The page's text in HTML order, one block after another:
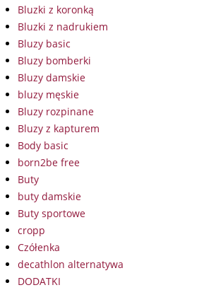
Bluzki z koronką
Bluzki z nadrukiem
Bluzy basic
Bluzy bomberki
Bluzy damskie
bluzy męskie
Bluzy rozpinane
Bluzy z kapturem
Body basic
born2be free
Buty
buty damskie
Buty sportowe
cropp
Czółenka
decathlon alternatywa
DODATKI